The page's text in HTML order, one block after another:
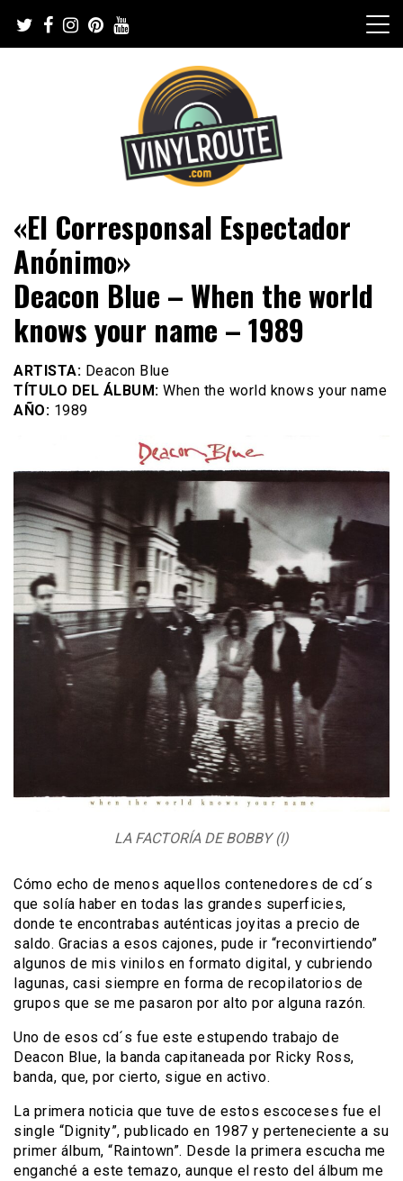
content
VinylRoute
«El Corresponsal Espectador
Anónimo»
Deacon Blue – When the world
knows your name – 1989
ARTISTA: Deacon Blue
TÍTULO DEL ÁLBUM: When the world knows your name
AÑO: 1989
LA FACTORÍA DE BOBBY (I)
Cómo echo de menos aquellos contenedores de cd´s
que solía haber en todas las grandes superficies,
donde te encontrabas auténticas joyitas a precio de
saldo. Gracias a esos cajones, pude ir “reconvirtiendo”
algunos de mis vinilos en formato digital, y cubriendo
lagunas, casi siempre en forma de recopilatorios de
grupos que se me pasaron por alto por alguna razón.
Uno de esos cd´s fue este estupendo trabajo de
Deacon Blue, la banda capitaneada por Ricky Ross,
banda, que, por cierto, sigue en activo.
La primera noticia que tuve de estos escoceses fue el
single “Dignity”, publicado en 1987 y perteneciente a su
primer álbum, “Raintown”. Desde la primera escucha me
enganché a este temazo, aunque el resto del álbum me